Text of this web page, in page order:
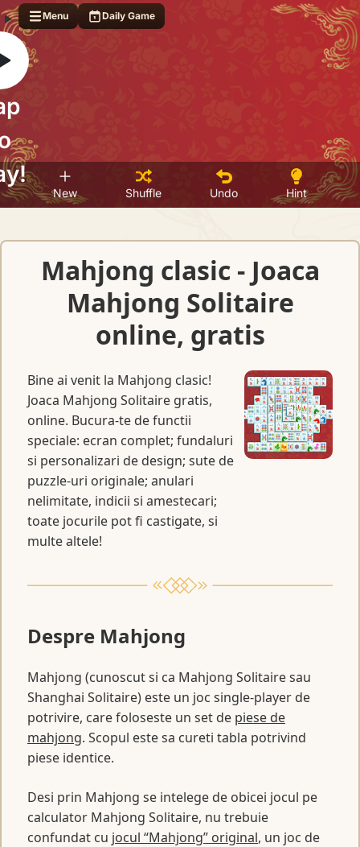
Daily Game
Menu
New Shuffle Undo Hint
Mahjong clasic - Joaca
Mahjong Solitaire
online, gratis
Bine ai venit la Mahjong clasic!
Joaca Mahjong Solitaire gratis,
online. Bucura-te de functii
speciale: ecran complet; fundaluri
si personalizari de design; sute de
puzzle-uri originale; anulari
nelimitate, indicii si amestecari;
toate jocurile pot fi castigate, si
multe altele!
Despre Mahjong
Mahjong (cunoscut si ca Mahjong Solitaire sau
Shanghai Solitaire) este un joc single-player de
potrivire, care foloseste un set de piese de
mahjong. Scopul este sa cureti tabla potrivind
piese identice.
Desi prin Mahjong se intelege de obicei jocul pe
calculator Mahjong Solitaire, nu trebuie
confundat cu jocul “Mahjong” original, un joc de